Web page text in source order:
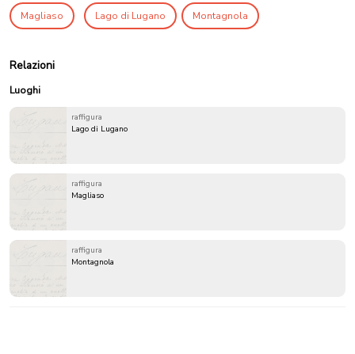
Magliaso Lago di Lugano Montagnola
Relazioni
Luoghi
raffigura
Lago di Lugano
raffigura
Magliaso
raffigura
Montagnola